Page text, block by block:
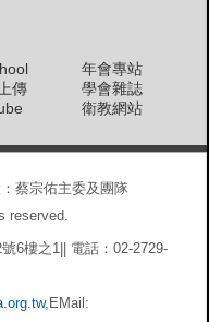
傳
年會專站
學會雜誌
衛教網站
蔡宗佑主委及團隊
reserved.
6樓之1|| 電話：02-2729-
,EMail: